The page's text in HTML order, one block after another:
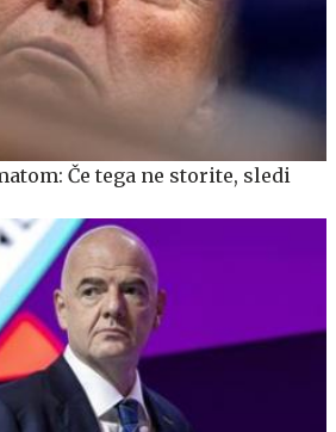
Če tega ne storite, sledi